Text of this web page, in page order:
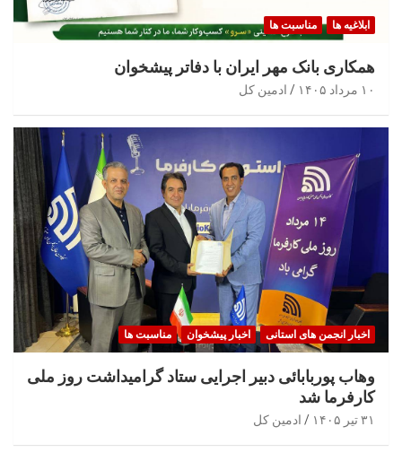
ابلاغیه ها مناسبت ها
همکاری بانک مهر ایران با دفاتر پیشخوان
۱۰ مرداد ۱۴۰۵ ادمین کل
اخبار انجمن های استانی اخبار پیشخوان مناسبت ها
وهاب پوربابائی دبیر اجرایی ستاد گرامیداشت روز ملی
کارفرما شد
۳۱ تیر ۱۴۰۵ ادمین کل